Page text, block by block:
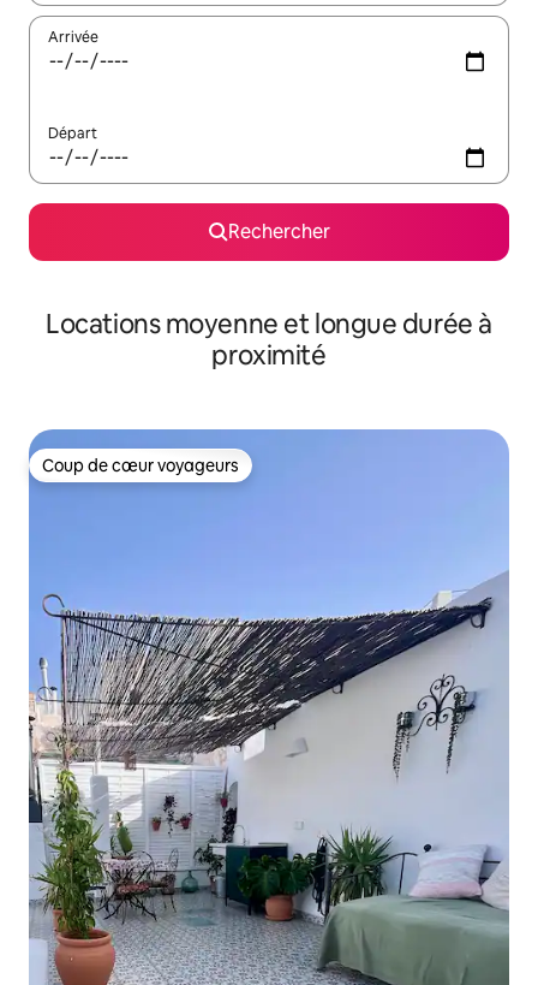
Arrivée
Départ
Rechercher
Locations moyenne et longue durée à
proximité
Coup de cœur voyageurs
Coup de cœur voyageurs